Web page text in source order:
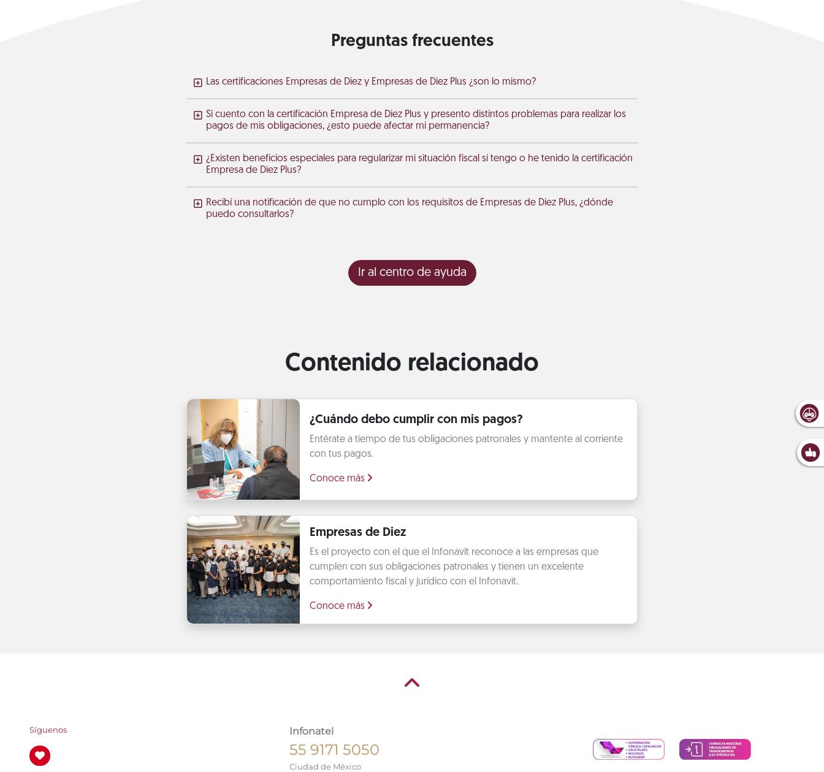
Preguntas frecuentes
Las certificaciones Empresas de Diez y Empresas de Diez Plus ¿son lo mismo?
Si cuento con la certificación Empresa de Diez Plus y presento distintos problemas para realizar los
pagos de mis obligaciones, ¿esto puede afectar mi permanencia?
¿Existen beneficios especiales para regularizar mi situación fiscal si tengo o he tenido la certificación
Empresa de Diez Plus?
Recibí una notificación de que no cumplo con los requisitos de Empresas de Diez Plus, ¿dónde
puedo consultarlos?
Ir al centro de ayuda
Contenido relacionado
¿Cuándo debo cumplir con mis pagos?
Entérate a tiempo de tus obligaciones patronales y mantente al corriente
con tus pagos.
Conoce más
Empresas de Diez
Es el proyecto con el que el Infonavit reconoce a las empresas que
cumplen con sus obligaciones patronales y tienen un excelente
comportamiento fiscal y jurídico con el Infonavit.
Conoce más
Síguenos Infonatel
55 9171 5050
Ciudad de México